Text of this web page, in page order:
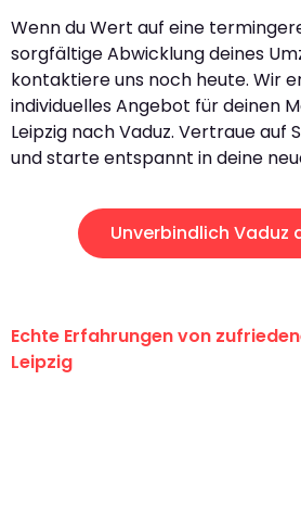
Wenn du Wert auf eine
sorgfältige Abwicklung deines
kontaktiere uns noch heute. Wir
individuelles Angebot für deinen
Leipzig nach Vaduz. Vertraue auf
und starte entspannt in deine
Unverbindlich Vaduz
Echte Erfahrungen von
Leipzig